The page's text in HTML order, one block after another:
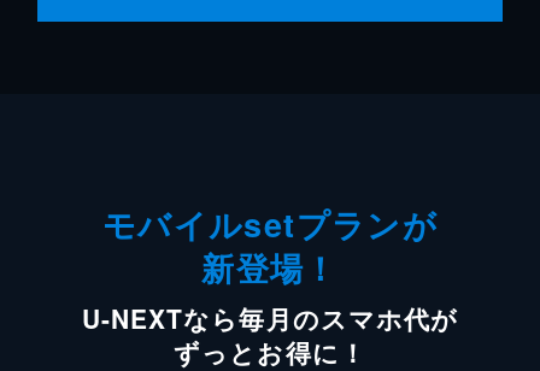
モバイルsetプランが
新登場！
U-NEXTなら毎月のスマホ代が
ずっとお得に！